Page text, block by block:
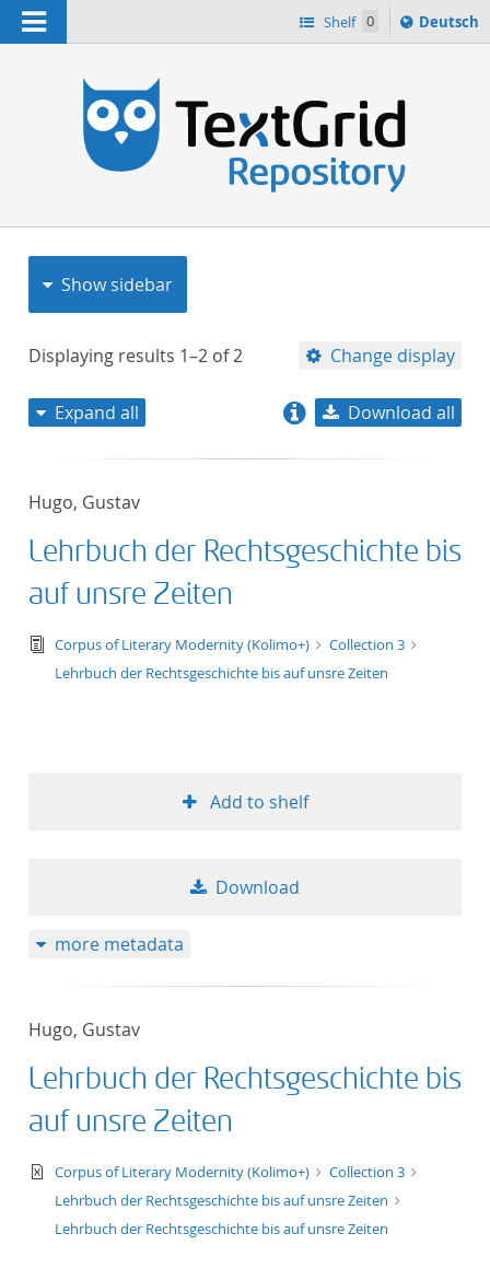
Navigation Shelf 0
Sprache
ï¿½ndern
Deutsch
Show sidebar
Displaying results 1–2 of2 Change display
title descending
format
Expand all Download all
Hugo, Gustav
Lehrbuch der Rechtsgeschichte bis
auf unsre Zeiten
text/tg.edition+tg.aggregation+xml
Corpus of Literary Modernity (Kolimo+)
Collection 3
Lehrbuch der Rechtsgeschichte bis auf unsre Zeiten
Add to shelf
Download
more metadata
Hugo, Gustav
Lehrbuch der Rechtsgeschichte bis
auf unsre Zeiten
text/xml
Corpus of Literary Modernity (Kolimo+)
Collection 3
Lehrbuch der Rechtsgeschichte bis auf unsre Zeiten
Lehrbuch der Rechtsgeschichte bis auf unsre Zeiten